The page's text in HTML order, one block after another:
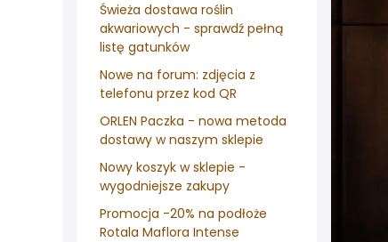
Świeża dostawa roślin
akwariowych - sprawdź pełną
listę gatunków
Nowe na forum: zdjęcia z
telefonu przez kod QR
ORLEN Paczka - nowa metoda
dostawy w naszym sklepie
Nowy koszyk w sklepie -
wygodniejsze zakupy
Promocja -20% na podłoże
Rotala Maflora Intense